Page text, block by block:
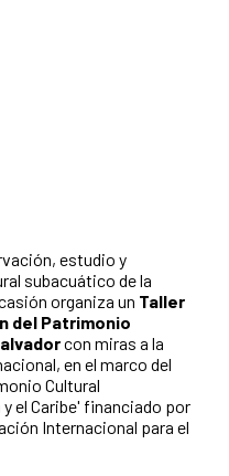
estudio y
subacuático de la
organiza un Taller
del Patrimonio
con miras a la
en el marco del
Cultural
el Caribe' financiado por
Internacional para el